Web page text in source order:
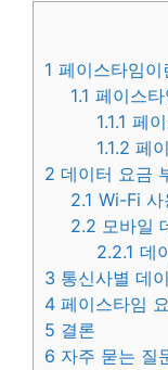
1 페이스타임이
1.1 페이스
1.1.1 페
1.1.2 페
2 데이터 요금
2.1 Wi-Fi 사
2.2 모바일
2.2.1 데
3 통신사별 데
4 페이스타임
5 결론
6 자주 묻는 질